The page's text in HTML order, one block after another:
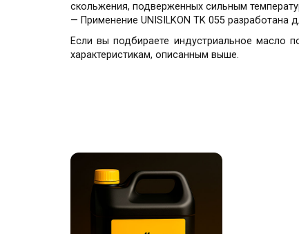
скольжения, подверженных сильным
— Применение UNISILKON TK 055 разработана
Если вы подбираете индустриальное масло
характеристикам, описанным выше.